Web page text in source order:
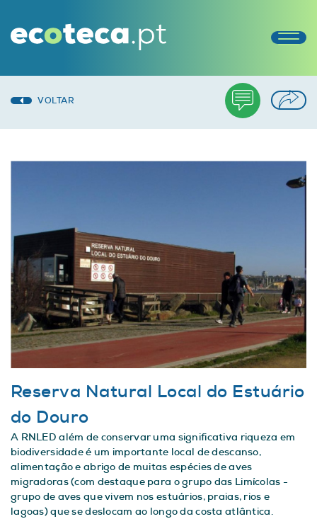
VOLTAR
Reserva Natural Local do Estuário
do Douro
A RNLED além de conservar uma significativa riqueza em
biodiversidade é um importante local de descanso,
alimentação e abrigo de muitas espécies de aves
migradoras (com destaque para o grupo das Limícolas -
grupo de aves que vivem nos estuários, praias, rios e
lagoas) que se deslocam ao longo da costa atlântica.